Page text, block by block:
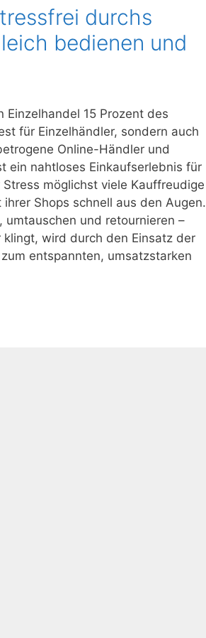
durchs
bedienen und
15 Prozent des
für Einzelhändler, sondern auch
Online-Händler und
ein nahtloses Einkaufserlebnis für
möglichst viele Kauffreudige
Shops schnell aus den Augen.
und retournieren –
wird durch den Einsatz der
entspannten, umsatzstarken